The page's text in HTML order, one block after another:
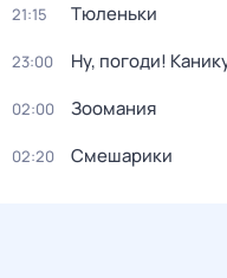
21:15 Тюленьки
23:00 Ну, погоди!
02:00 Зоомания
02:20 Смешарики